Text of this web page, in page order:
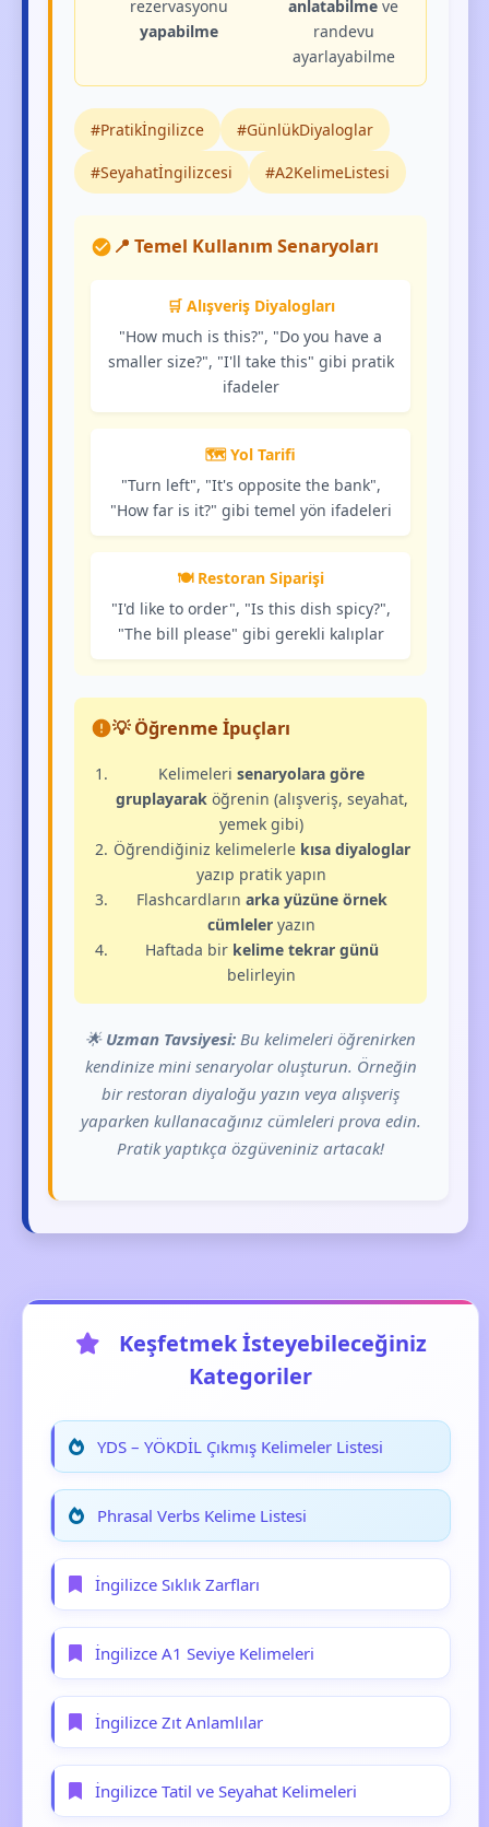
rezervasyonu
yapabilme
anlatabilme ve
randevu
ayarlayabilme
#Pratikİngilizce #GünlükDiyaloglar
#Seyahatİngilizcesi #A2KelimeListesi
📍 Temel Kullanım Senaryoları
🛒 Alışveriş Diyalogları
"How much is this?", "Do you have a
smaller size?", "I'll take this" gibi pratik
ifadeler
🗺️ Yol Tarifi
"Turn left", "It's opposite the bank",
"How far is it?" gibi temel yön ifadeleri
🍽️ Restoran Siparişi
"I'd like to order", "Is this dish spicy?",
"The bill please" gibi gerekli kalıplar
💡 Öğrenme İpuçları
Kelimelerisenaryolara göre
gruplayaraköğrenin (alışveriş, seyahat,
yemek gibi)
Öğrendiğiniz kelimelerle kısa diyaloglar
yazıp pratik yapın
Flashcardların arka yüzüne örnek
cümleler yazın
Haftada bir kelime tekrar günü
belirleyin
🌟 Uzman Tavsiyesi: Bu kelimeleri öğrenirken
kendinize mini senaryolar oluşturun. Örneğin
bir restoran diyaloğu yazın veya alışveriş
yaparken kullanacağınız cümleleri prova edin.
Pratik yaptıkça özgüveniniz artacak!
Keşfetmek İsteyebileceğiniz
Kategoriler
YDS – YÖKDİL Çıkmış Kelimeler Listesi
Phrasal Verbs Kelime Listesi
İngilizce Sıklık Zarfları
İngilizce A1 Seviye Kelimeleri
İngilizce Zıt Anlamlılar
İngilizce Tatil ve Seyahat Kelimeleri